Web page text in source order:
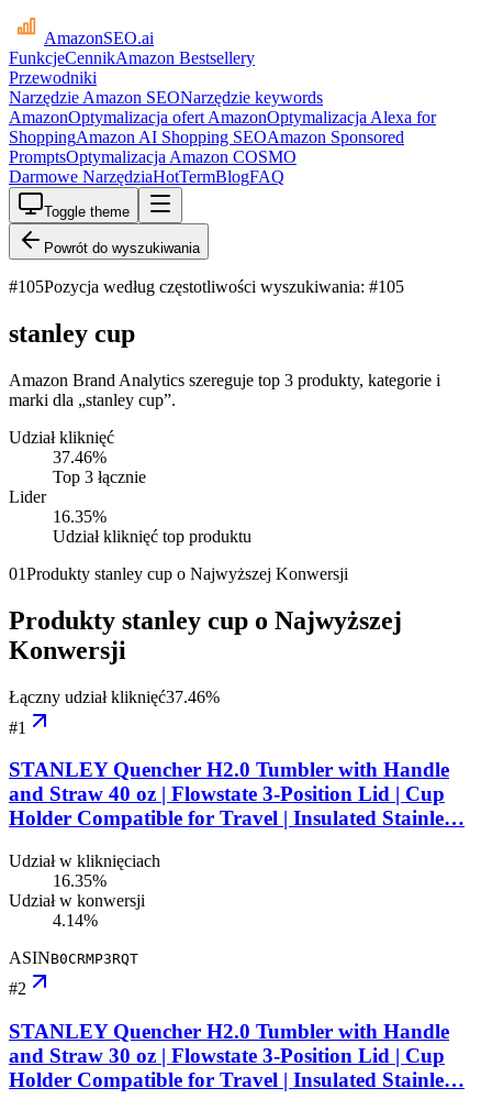
AmazonSEO.ai
FunkcjeCennikAmazon Bestsellery
Przewodniki
Narzędzie Amazon SEONarzędzie keywords
AmazonOptymalizacja ofert AmazonOptymalizacja Alexa for
ShoppingAmazon AI Shopping SEOAmazon Sponsored
PromptsOptymalizacja Amazon COSMO
Darmowe NarzędziaHotTermBlogFAQ
Toggle theme
Powrót do wyszukiwania
#105Pozycja według częstotliwości wyszukiwania: #105
stanley cup
Amazon Brand Analytics szereguje top 3 produkty, kategorie i
marki dla „stanley cup”.
Udział kliknięć
37.46%
Top 3 łącznie
Lider
16.35%
Udział kliknięć top produktu
01Produkty stanley cup o Najwyższej Konwersji
Produkty stanley cup o Najwyższej
Konwersji
Łączny udział kliknięć37.46%
#1
STANLEY Quencher H2.0 Tumbler with Handle
and Straw 40 oz | Flowstate 3-Position Lid | Cup
Holder Compatible for Travel | Insulated Stainle…
Udział w kliknięciach
16.35%
Udział w konwersji
4.14%
ASINB0CRMP3RQT
#2
STANLEY Quencher H2.0 Tumbler with Handle
and Straw 30 oz | Flowstate 3-Position Lid | Cup
Holder Compatible for Travel | Insulated Stainle…